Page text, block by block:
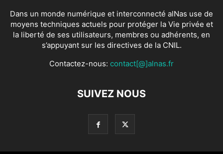
Dans un monde numérique et interconnecté alNas use de
moyens techniques actuels pour protéger la Vie privée et
la liberté de ses utilisateurs, membres ou adhérents, en
s’appuyant sur les directives de la CNIL.
Contactez-nous: contact[@]alnas.fr
SUIVEZ NOUS